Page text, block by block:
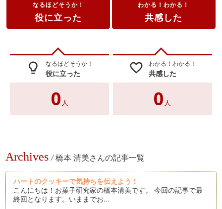
なるほどそうか！
役に立った
わかる！わかる！
共感した
lightbulb_outline なるほどそうか！
役に立った
0 人
favorite_border わかる！わかる！
共感した
0 人
Archives / 橋本 清美さんの記事一覧
ハートのクッキーで気持ちを伝えよう！
こんにちは！お菓子研究家の橋本清美です。 今回の記事で最
終回となります。いままでお…